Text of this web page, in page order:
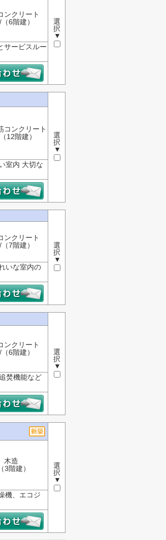
選
択
▼
ンクリート
6階建）
サービスルー
選
択
▼
コンクリート
12階建）
室内 大切な
選
択
▼
ンクリート
7階建）
いな室内の
選
択
▼
ンクリート
6階建）
焚機能など
選
択
▼
木造
3階建）
機、エコジ